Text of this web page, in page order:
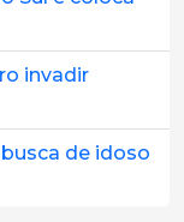
invadir
de idoso